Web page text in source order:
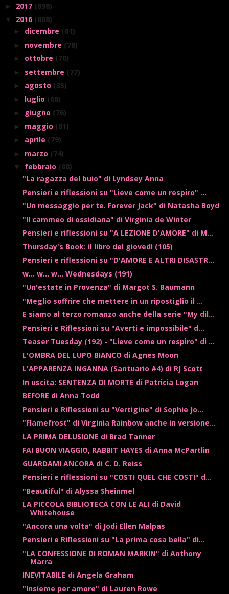
► 2017 (898)
▼ 2016 (868)
► dicembre (61)
► novembre (78)
► ottobre (70)
► settembre (77)
► agosto (35)
► luglio (68)
► giugno (76)
► maggio (81)
► aprile (79)
► marzo (74)
▼ febbraio (88)
"La ragazza del buio" di Lyndsey Anna
Pensieri e riflessioni su "Lieve come un respiro" ...
"Un messaggio per te. Forever Jack" di Natasha Boyd
"Il cammeo di ossidiana" di Virginia de Winter
Pensieri e riflessioni su "A LEZIONE D'AMORE" di M...
Thursday's Book: il libro del giovedì (105)
Pensieri e riflessioni su "D'AMORE E ALTRI DISASTR...
w... w... w... Wednesdays (191)
"Un'estate in Provenza" di Margot S. Baumann
"Meglio soffrire che mettere in un ripostiglio il ...
E siamo al terzo romanzo anche della serie "My dil...
Pensieri e Riflessioni su "Averti e impossibile" d...
Teaser Tuesday (192) - "Lieve come un respiro" di ...
L'OMBRA DEL LUPO BIANCO di Agnes Moon
L'APPARENZA INGANNA (Santuario #4) di RJ Scott
In uscita: SENTENZA DI MORTE di Patricia Logan
BEFORE di Anna Todd
Pensieri e Riflessioni su "Vertigine" di Sophie Jo...
"Flamefrost" di Virginia Rainbow anche in versione...
LA PRIMA DELUSIONE di Brad Tanner
FAI BUON VIAGGIO, RABBIT HAYES di Anna McPartlin
GUARDAMI ANCORA di C. D. Reiss
Pensieri e riflessioni su "COSTI QUEL CHE COSTI" d...
"Beautiful" di Alyssa Sheinmel
LA PICCOLA BIBLIOTECA CON LE ALI di David
Whitehouse
"Ancora una volta" di Jodi Ellen Malpas
Pensieri e Riflessioni su "La prima cosa bella" di...
"LA CONFESSIONE DI ROMAN MARKIN" di Anthony
Marra
INEVITABILE di Angela Graham
"Insieme per amore" di Lauren Rowe